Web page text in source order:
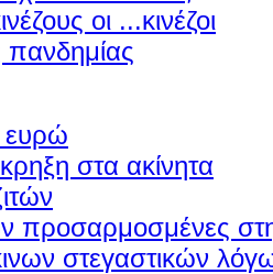
οι ...κινέζοι
πανδημίας
ευρώ
στα ακίνητα
προσαρμοσμένες
στεγαστικών